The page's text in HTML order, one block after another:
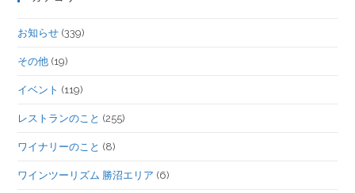
お知らせ (339)
その他 (19)
イベント (119)
レストランのこと (255)
ワイナリーのこと (8)
ワインツーリズム 勝沼エリア (6)